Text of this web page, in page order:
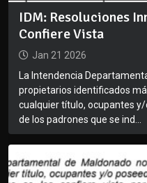
IDM: Resoluciones
Confiere Vista
Jan 21 2026
La Intendencia
propietarios identificados
cualquier título, ocupantes
de los padrones que se ind...